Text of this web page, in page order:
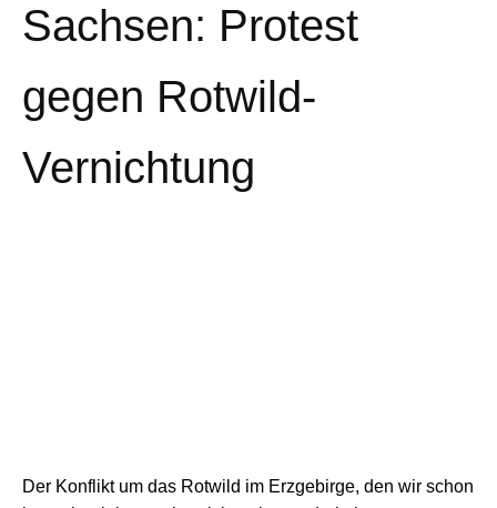
Sachsen: Protest
gegen Rotwild-
Vernichtung
Der Konflikt um das Rotwild im Erzgebirge, den wir schon